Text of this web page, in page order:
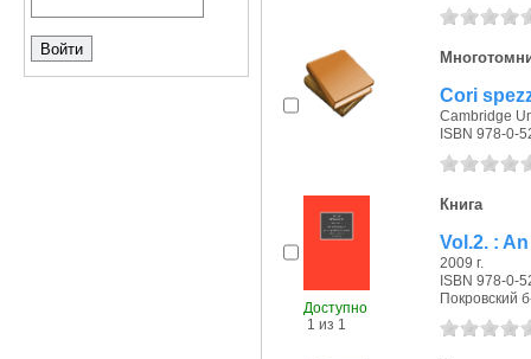
Cori
Cambridge
ISBN 978-0-
Доступно
1 из 1
Книга
Vol.2. :
2009 г.
ISBN 978-0-
Покровский